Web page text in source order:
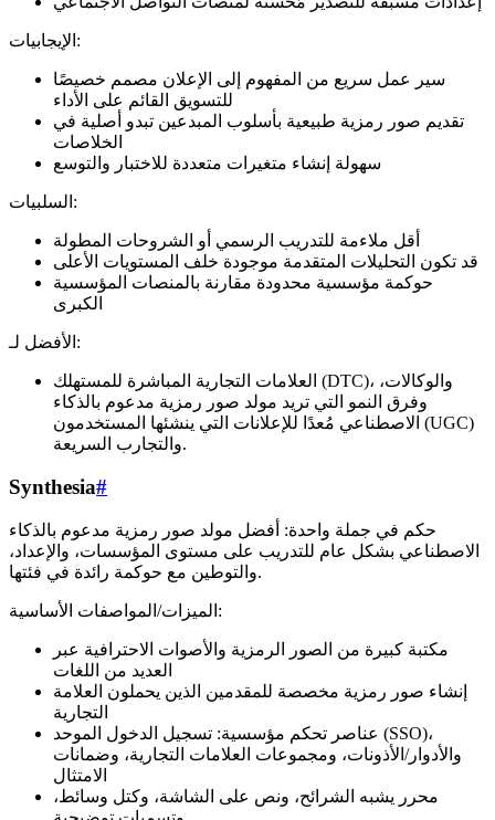
الإيجابيات:
سير عمل سريع من المفهوم إلى الإعلان مصمم خصيصًا
للتسويق القائم على الأداء
تقديم صور رمزية طبيعية بأسلوب المبدعين تبدو أصلية في
الخلاصات
سهولة إنشاء متغيرات متعددة للاختبار والتوسع
السلبيات:
أقل ملاءمة للتدريب الرسمي أو الشروحات المطولة
قد تكون التحليلات المتقدمة موجودة خلف المستويات الأعلى
حوكمة مؤسسية محدودة مقارنة بالمنصات المؤسسية
الكبرى
الأفضل لـ:
العلامات التجارية المباشرة للمستهلك (DTC)، والوكالات،
وفرق النمو التي تريد مولد صور رمزية مدعوم بالذكاء
الاصطناعي مُعدًا للإعلانات التي ينشئها المستخدمون (UGC)
والتجارب السريعة.
Synthesia#
حكم في جملة واحدة: أفضل مولد صور رمزية مدعوم بالذكاء
الاصطناعي بشكل عام للتدريب على مستوى المؤسسات، والإعداد،
والتوطين مع حوكمة رائدة في فئتها.
الميزات/المواصفات الأساسية:
مكتبة كبيرة من الصور الرمزية والأصوات الاحترافية عبر
العديد من اللغات
إنشاء صور رمزية مخصصة للمقدمين الذين يحملون العلامة
التجارية
عناصر تحكم مؤسسية: تسجيل الدخول الموحد (SSO)،
والأدوار/الأذونات، ومجموعات العلامات التجارية، وضمانات
الامتثال
محرر يشبه الشرائح، ونص على الشاشة، وكتل وسائط،